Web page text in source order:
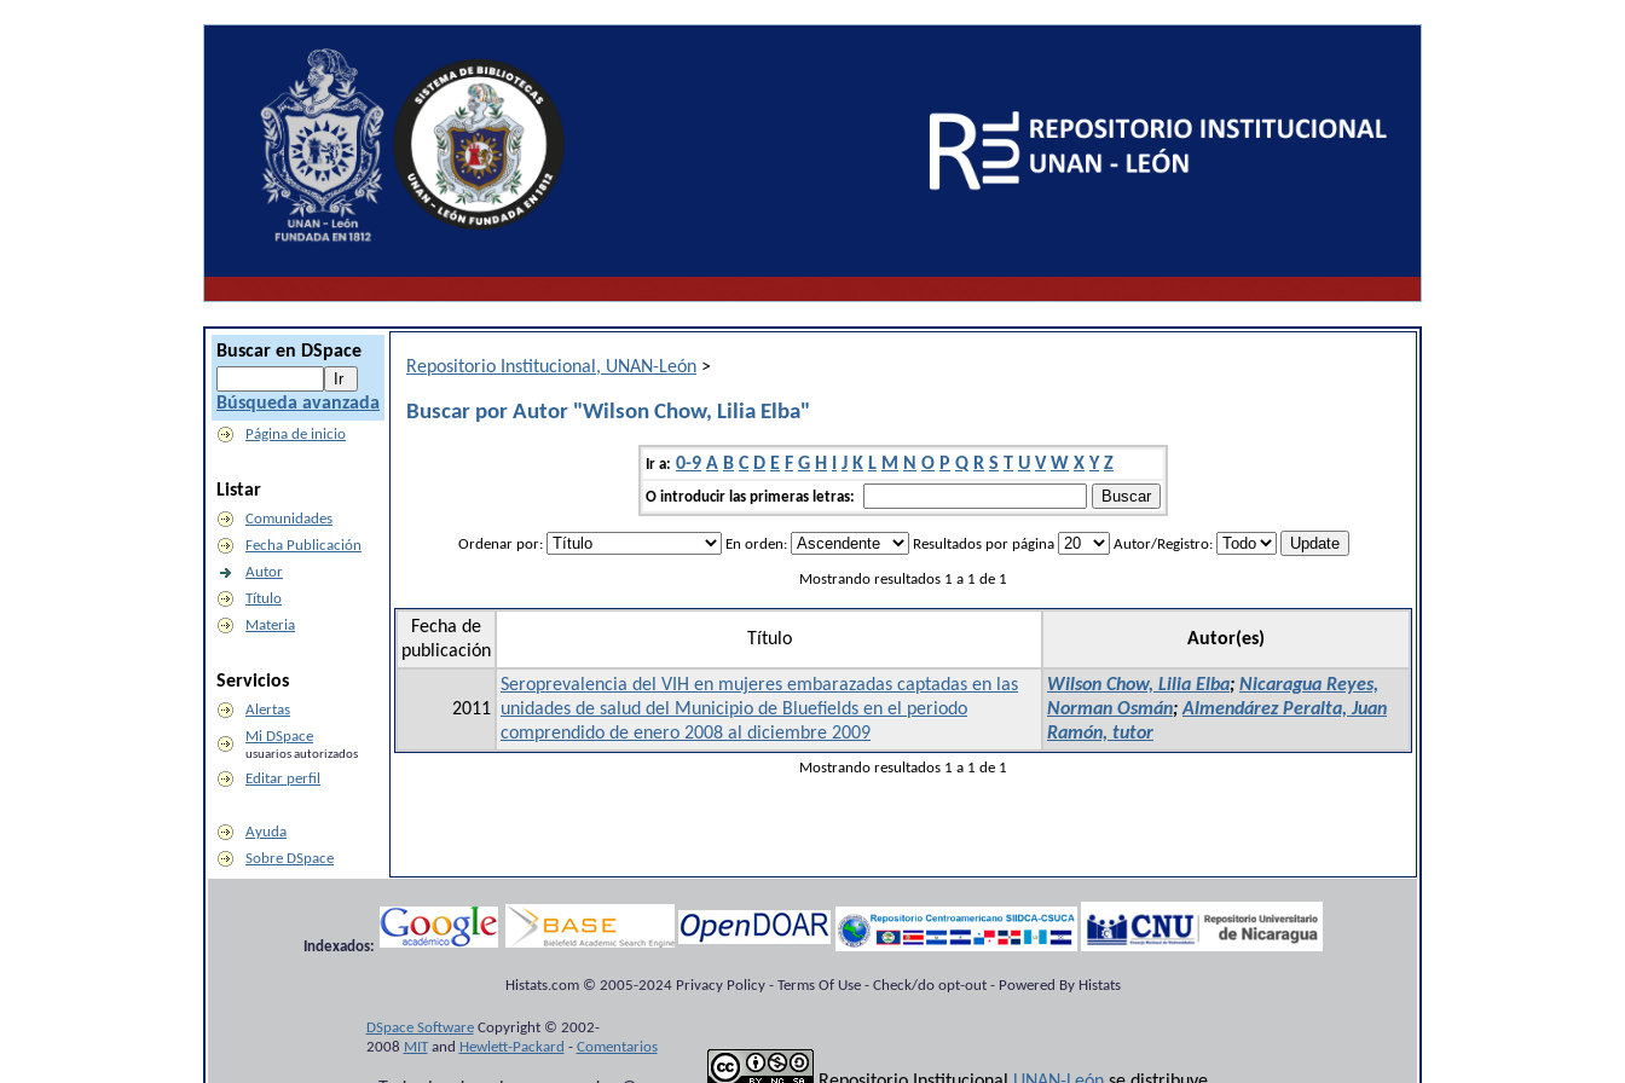
Buscar en DSpace
Búsqueda avanzada
Página de inicio
Listar
Comunidades
Fecha Publicación
Autor
Título
Materia
Servicios
Alertas
Mi DSpace
usuarios autorizados
Editar perfil
Ayuda
Sobre DSpace
Repositorio Institucional, UNAN-León >
Buscar por Autor "Wilson Chow, Lilia Elba"
Ir a: 0-9 A B C D E F G H I J K L M N O P Q R S T U V W X Y Z
O introducir las primeras letras:
Ordenar por: En orden: Resultados por página Autor/Registro:
Mostrando resultados 1 a 1 de 1
Fecha de
publicación
Título Autor(es)
2011
Seroprevalencia del VIH en mujeres embarazadas captadas en las
unidades de salud del Municipio de Bluefields en el periodo
comprendido de enero 2008 al diciembre 2009
Wilson Chow, Lilia Elba; Nicaragua Reyes,
Norman Osmán;Almendárez Peralta, Juan
Ramón, tutor
Mostrando resultados 1 a 1 de 1
Indexados:
Histats.com © 2005-2024 Privacy Policy - Terms Of Use - Check/do opt-out - Powered By Histats
DSpace SoftwareCopyright © 2002-
2008 MITand Hewlett-Packard - Comentarios